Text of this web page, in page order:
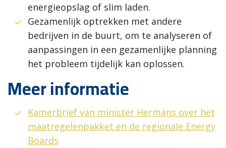
energieopslag of slim laden.
Gezamenlijk optrekken met andere
bedrijven in de buurt, om te analyseren of
aanpassingen in een gezamenlijke planning
het probleem tijdelijk kan oplossen.
Meer informatie
Kamerbrief van minister Hermans over het
maatregelenpakket en de regionale Energy
Boards